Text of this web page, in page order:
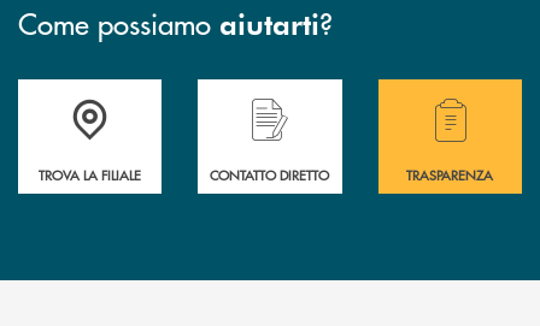
Come possiamo aiutarti?
Accedi all' elenco completo delle filiali della BCC San Giovanni
TROVA LA FILIALE
Hai bisogno di assistenza immediata?
CONTATTO DIRETTO
Hai bisogno di
TRASPARENZA